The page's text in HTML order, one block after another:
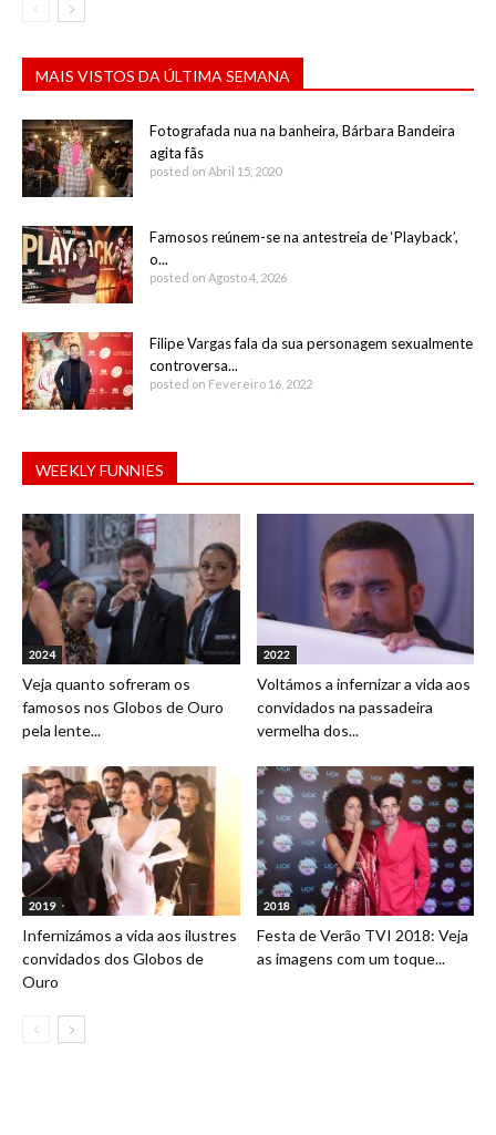
MAIS VISTOS DA ÚLTIMA SEMANA
Fotografada nua na banheira, Bárbara Bandeira
agita fãs
posted on Abril 15, 2020
Famosos reúnem-se na antestreia de ‘Playback’,
o...
posted on Agosto 4, 2026
Filipe Vargas fala da sua personagem sexualmente
controversa...
posted on Fevereiro 16, 2022
WEEKLY FUNNIES
2024
Veja quanto sofreram os
famosos nos Globos de Ouro
pela lente...
2022
Voltámos a infernizar a vida aos
convidados na passadeira
vermelha dos...
2019
Infernizámos a vida aos ilustres
convidados dos Globos de
Ouro
2018
Festa de Verão TVI 2018: Veja
as imagens com um toque...